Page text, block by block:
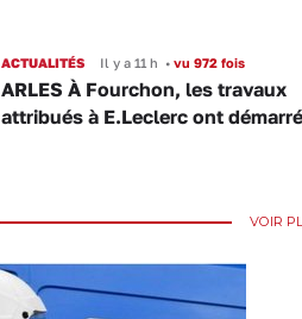
ACTUALITÉS Il y a 11 h •vu 972 fois
ARLES À Fourchon, les travaux
attribués à E.Leclerc ont démarré
VOIR